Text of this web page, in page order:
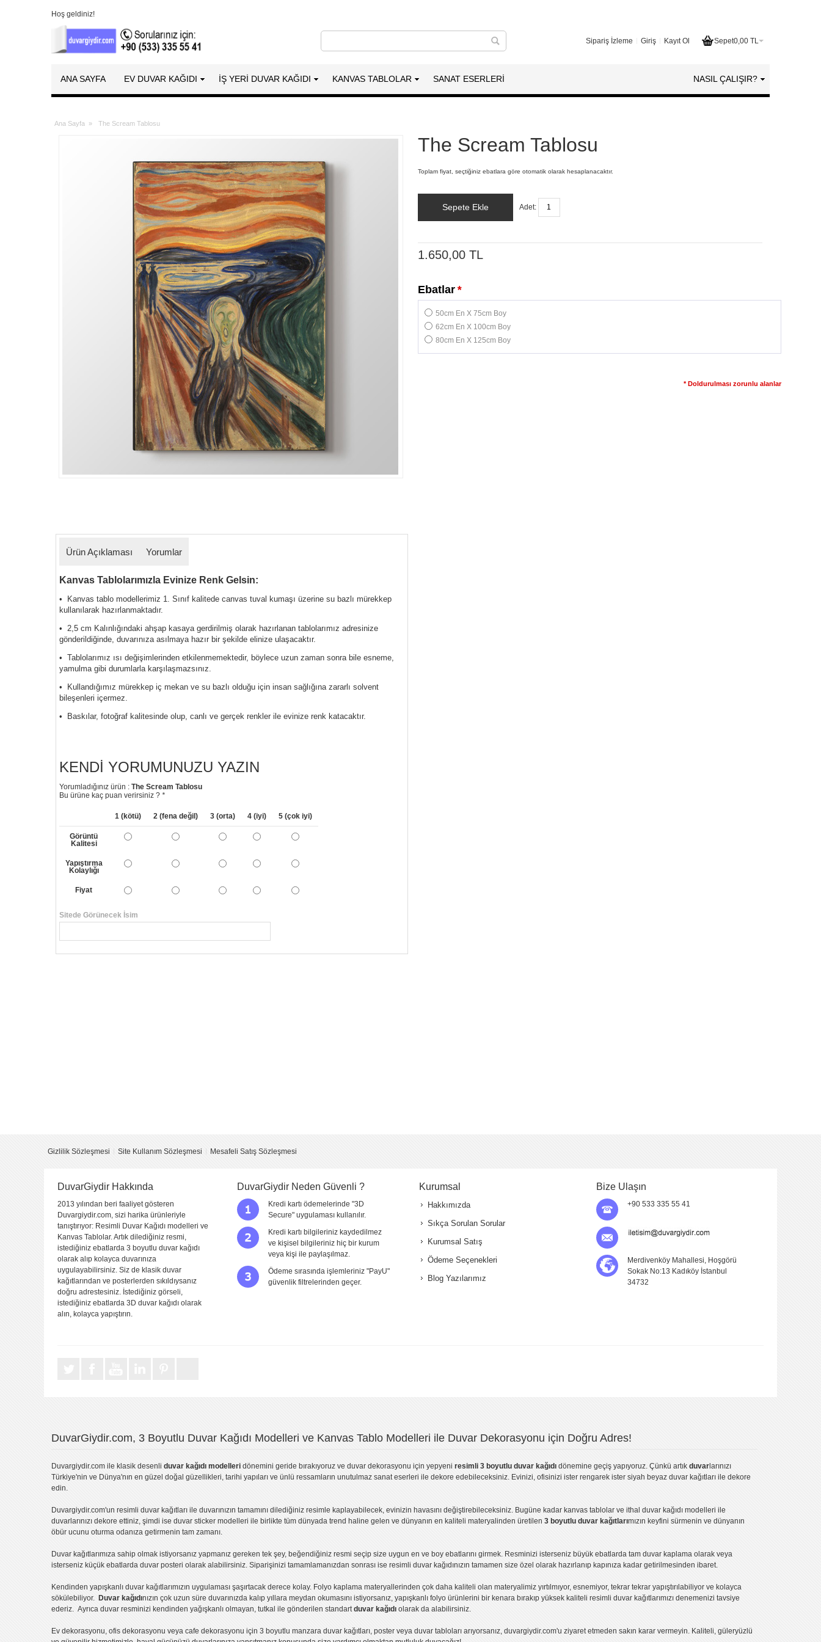
Hoş geldiniz!
Sepet0,00 TL
Sipariş İzleme Giriş Kayıt Ol
ANA SAYFA EV DUVAR KAĞIDI İŞ YERİ DUVAR KAĞIDI KANVAS TABLOLAR SANAT ESERLERI NASIL ÇALIŞIR?
Ana Sayfa » The Scream Tablosu
The Scream Tablosu
Toplam fiyat, seçtiğiniz ebatlara göre otomatik olarak hesaplanacaktır.
Sepete Ekle Adet:
1.650,00 TL
*
Ebatlar
50cm En X 75cm Boy
62cm En X 100cm Boy
80cm En X 125cm Boy
* Doldurulması zorunlu alanlar
Ürün Açıklaması Yorumlar
Kanvas Tablolarımızla Evinize Renk Gelsin:
• Kanvas tablo modellerimiz 1. Sınıf kalitede canvas tuval kumaşı üzerine su bazlı mürekkep
kullanılarak hazırlanmaktadır.
• 2,5 cm Kalınlığındaki ahşap kasaya gerdirilmiş olarak hazırlanan tablolarımız adresinize
gönderildiğinde, duvarınıza asılmaya hazır bir şekilde elinize ulaşacaktır.
• Tablolarımız ısı değişimlerinden etkilenmemektedir, böylece uzun zaman sonra bile esneme,
yamulma gibi durumlarla karşılaşmazsınız.
• Kullandığımız mürekkep iç mekan ve su bazlı olduğu için insan sağlığına zararlı solvent
bileşenleri içermez.
• Baskılar, fotoğraf kalitesinde olup, canlı ve gerçek renkler ile evinize renk katacaktır.
KENDI YORUMUNUZU YAZIN
Yorumladığınız ürün : The Scream Tablosu
Bu ürüne kaç puan verirsiniz ? *
1 (kötü) 2 (fena değil) 3 (orta) 4 (iyi) 5 (çok iyi)
Görüntü
Kalitesi
Yapıştırma
Kolaylığı
Fiyat
Sitede Görünecek İsim
Gizlilik Sözleşmesi Site Kullanım Sözleşmesi Mesafeli Satış Sözleşmesi
DuvarGiydir Hakkında
2013 yılından beri faaliyet gösteren
Duvargiydir.com, sizi harika ürünleriyle
tanıştırıyor: Resimli Duvar Kağıdı modelleri ve
Kanvas Tablolar. Artık dilediğiniz resmi,
istediğiniz ebatlarda 3 boyutlu duvar kağıdı
olarak alıp kolayca duvarınıza
uygulayabilirsiniz. Siz de klasik duvar
kağıtlarından ve posterlerden sıkıldıysanız
doğru adrestesiniz. İstediğiniz görseli,
istediğiniz ebatlarda 3D duvar kağıdı olarak
alın, kolayca yapıştırın.
DuvarGiydir Neden Güvenli ?
Kredi kartı ödemelerinde "3D
Secure" uygulaması kullanılır.
Kredi kartı bilgileriniz kaydedilmez
ve kişisel bilgileriniz hiç bir kurum
veya kişi ile paylaşılmaz.
Ödeme sırasında işlemleriniz "PayU"
güvenlik filtrelerinden geçer.
Kurumsal
Hakkımızda
Sıkça Sorulan Sorular
Kurumsal Satış
Ödeme Seçenekleri
Blog Yazılarımız
Bize Ulaşın
+90 533 335 55 41
Merdivenköy Mahallesi, Hoşgörü
Sokak No:13 Kadıköy İstanbul
34732
DuvarGiydir.com, 3 Boyutlu Duvar Kağıdı Modelleri ve Kanvas Tablo Modelleri ile Duvar Dekorasyonu için Doğru Adres!
Duvargiydir.com ile klasik desenli duvar kağıdı modelleri dönemini geride bırakıyoruz ve duvar dekorasyonu için yepyeni resimli 3 boyutlu duvar kağıdı dönemine geçiş yapıyoruz. Çünkü artık duvar larınızı
Türkiye'nin ve Dünya'nın en güzel doğal güzellikleri, tarihi yapıları ve ünlü ressamların unutulmaz sanat eserleri ile dekore edebileceksiniz. Evinizi, ofisinizi ister rengarek ister siyah beyaz duvar kağıtları ile dekore
edin.
Duvargiydir.com'un resimli duvar kağıtları ile duvarınızın tamamını dilediğiniz resimle kaplayabilecek, evinizin havasını değiştirebileceksiniz. Bugüne kadar kanvas tablo lar ve ithal duvar kağıdı modelleri ile
duvarlarınızı dekore ettiniz, şimdi ise duvar sticker modelleri ile birlikte tüm dünyada trend haline gelen ve dünyanın en kaliteli materyalinden üretilen 3 boyutlu duvar kağıtlarımızın keyfini sürmenin ve dünyanın
öbür ucunu oturma odanıza getirmenin tam zamanı.
Duvar kağıtlarımıza sahip olmak istiyorsanız yapmanız gereken tek şey, beğendiğiniz resmi seçip size uygun en ve boy ebatlarını girmek. Resminizi isterseniz büyük ebatlarda tam duvar kaplama olarak veya
isterseniz küçük ebatlarda duvar posteri olarak alabilirsiniz. Siparişinizi tamamlamanızdan sonrası ise resimli duvar kağıdınızın tamamen size özel olarak hazırlanıp kapınıza kadar getirilmesinden ibaret.
Kendinden yapışkanlı duvar kağıtlarımızın uygulaması şaşırtacak derece kolay. Folyo kaplama materyallerinden çok daha kaliteli olan materyalimiz yırtılmıyor, esnemiyor, tekrar tekrar yapıştırılabiliyor ve kolayca
sökülebiliyor. Duvar kağıdınızın çok uzun süre duvarınızda kalıp yıllara meydan okumasını istiyorsanız, yapışkanlı folyo ürünlerini bir kenara bırakıp yüksek kaliteli resimli duvar kağıtlarımızı denemenizi tavsiye
ederiz. Ayrıca duvar resminizi kendinden yağışkanlı olmayan, tutkal ile gönderilen standartduvar kağıdı olarak da alabilirsiniz.
Ev dekorasyonu, ofis dekorasyonu veya cafe dekorasyonu için 3 boyutlu manzara duvar kağıtları, poster veya duvar tabloları arıyorsanız, duvargiydir.com'u ziyaret etmeden sakın karar vermeyin. Kaliteli, güleryüzlü